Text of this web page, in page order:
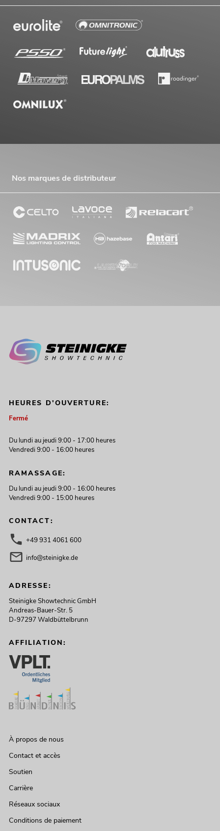
Nos marques de distributeur
HEURES D'OUVERTURE:
Fermé
Du lundi au jeudi 9:00 - 17:00 heures
Vendredi 9:00 - 16:00 heures
RAMASSAGE:
Du lundi au jeudi 9:00 - 16:00 heures
Vendredi 9:00 - 15:00 heures
CONTACT:
+49 931 4061 600
info@steinigke.de
ADRESSE:
Steinigke Showtechnic GmbH
Andreas-Bauer-Str. 5
D-97297 Waldbüttelbrunn
AFFILIATION:
À propos de nous
Contact et accès
Soutien
Carrière
Réseaux sociaux
Conditions de paiement